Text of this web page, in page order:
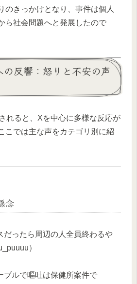
のきっかけとなり、事件は個人
ら社会問題へと発展したので
反響：怒りと不安の声
れると、Xを中心に多様な反応が
こでは主な声をカテゴリ別に紹
念
だったら周辺の人全員終わるや
）
ブルで嘔吐は保健所案件で